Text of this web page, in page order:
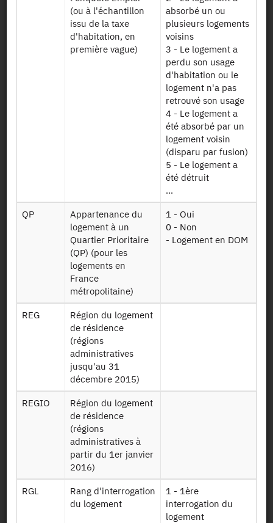
déclaration
fiscale d'un des
membres d'un
ménage
Table contenant
supplémentaires,
taxe d'habitation,
Mrf17e17t4
Fichier ne
comportant que
les variables du
quatrième
trimestre 2017
de l'Enquête
contenant tous
les ménages des
tiers que l'on a
cherchés à
apparier (donc
même les
ménages pour
lesquels aucune
déclaration
fiscale n'a été
retrouvée)
Foyer16
Table 2016
contenant un
variables issues
du fichier fiscal
de l’impôt sur le
(ou à l'échantillon
issu de la taxe
d'habitation, en
première vague)
absorbé un ou
plusieurs logements
voisins
3 - Le logement a
perdu son usage
d'habitation ou le
logement n'a pas
retrouvé son usage
4 - Le logement a
été absorbé par un
logement voisin
(disparu par fusion)
5 - Le logement a
été détruit
...
QP
Appartenance du
logement à un
Quartier Prioritaire
(QP) (pour les
logements en
France
métropolitaine)
1 - Oui
0 - Non
- Logement en DOM
REG
Région du logement
de résidence
(régions
administratives
jusqu'au 31
décembre 2015)
REGIO
Région du logement
de résidence
(régions
administratives à
partir du 1er janvier
2016)
RGL
Rang d'interrogation
du logement
1 - 1ère
interrogation du
logement